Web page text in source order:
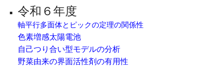
令和６年度
軸平行多面体とピックの定理の関係性
色素増感太陽電池
自己つり合い型モデルの分析
野菜由来の界面活性剤の有用性